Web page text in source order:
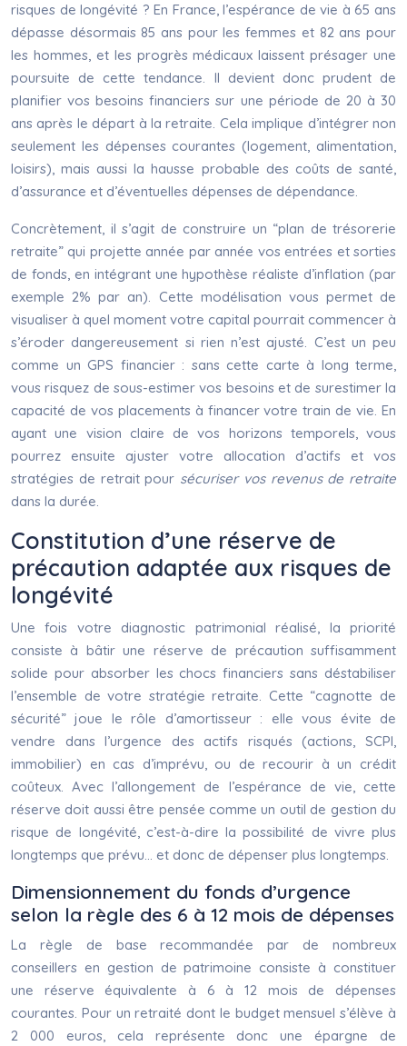
risques de longévité ? En France, l’espérance de vie à 65 ans
dépasse désormais 85 ans pour les femmes et 82 ans pour
les hommes, et les progrès médicaux laissent présager une
poursuite de cette tendance. Il devient donc prudent de
planifier vos besoins financiers sur une période de 20 à 30
ans après le départ à la retraite. Cela implique d’intégrer non
seulement les dépenses courantes (logement, alimentation,
loisirs), mais aussi la hausse probable des coûts de santé,
d’assurance et d’éventuelles dépenses de dépendance.
Concrètement, il s’agit de construire un “plan de trésorerie
retraite” qui projette année par année vos entrées et sorties
de fonds, en intégrant une hypothèse réaliste d’inflation (par
exemple 2% par an). Cette modélisation vous permet de
visualiser à quel moment votre capital pourrait commencer à
s’éroder dangereusement si rien n’est ajusté. C’est un peu
comme un GPS financier : sans cette carte à long terme,
vous risquez de sous-estimer vos besoins et de surestimer la
capacité de vos placements à financer votre train de vie. En
ayant une vision claire de vos horizons temporels, vous
pourrez ensuite ajuster votre allocation d’actifs et vos
stratégies de retrait pour sécuriser vos revenus de retraite
dans la durée.
Constitution d’une réserve de
précaution adaptée aux risques de
longévité
Une fois votre diagnostic patrimonial réalisé, la priorité
consiste à bâtir une réserve de précaution suffisamment
solide pour absorber les chocs financiers sans déstabiliser
l’ensemble de votre stratégie retraite. Cette “cagnotte de
sécurité” joue le rôle d’amortisseur : elle vous évite de
vendre dans l’urgence des actifs risqués (actions, SCPI,
immobilier) en cas d’imprévu, ou de recourir à un crédit
coûteux. Avec l’allongement de l’espérance de vie, cette
réserve doit aussi être pensée comme un outil de gestion du
risque de longévité, c’est-à-dire la possibilité de vivre plus
longtemps que prévu… et donc de dépenser plus longtemps.
Dimensionnement du fonds d’urgence
selon la règle des 6 à 12 mois de dépenses
La règle de base recommandée par de nombreux
conseillers en gestion de patrimoine consiste à constituer
une réserve équivalente à 6 à 12 mois de dépenses
courantes. Pour un retraité dont le budget mensuel s’élève à
2 000 euros, cela représente donc une épargne de